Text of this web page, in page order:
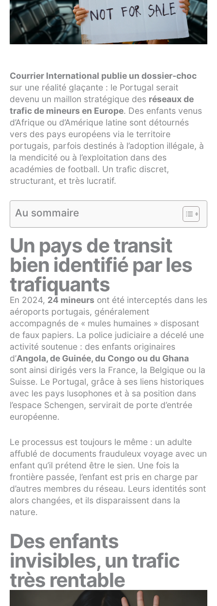
Courrier International publie un dossier-choc
sur une réalité glaçante : le Portugal serait
devenu un maillon stratégique des réseaux de
trafic de mineurs en Europe. Des enfants venus
d’Afrique ou d’Amérique latine sont détournés
vers des pays européens via le territoire
portugais, parfois destinés à l’adoption illégale, à
la mendicité ou à l’exploitation dans des
académies de football. Un trafic discret,
structurant, et très lucratif.
Au sommaire
Un pays de transit
bien identifié par les
trafiquants
En 2024, 24 mineurs ont été interceptés dans les
aéroports portugais, généralement
accompagnés de « mules humaines » disposant
de faux papiers. La police judiciaire a décelé une
activité soutenue : des enfants originaires
d’Angola, de Guinée, du Congo ou du Ghana
sont ainsi dirigés vers la France, la Belgique ou la
Suisse. Le Portugal, grâce à ses liens historiques
avec les pays lusophones et à sa position dans
l’espace Schengen, servirait de porte d’entrée
européenne.
Le processus est toujours le même : un adulte
affublé de documents frauduleux voyage avec un
enfant qu’il prétend être le sien. Une fois la
frontière passée, l’enfant est pris en charge par
d’autres membres du réseau. Leurs identités sont
alors changées, et ils disparaissent dans la
nature.
Des enfants
invisibles, un trafic
très rentable